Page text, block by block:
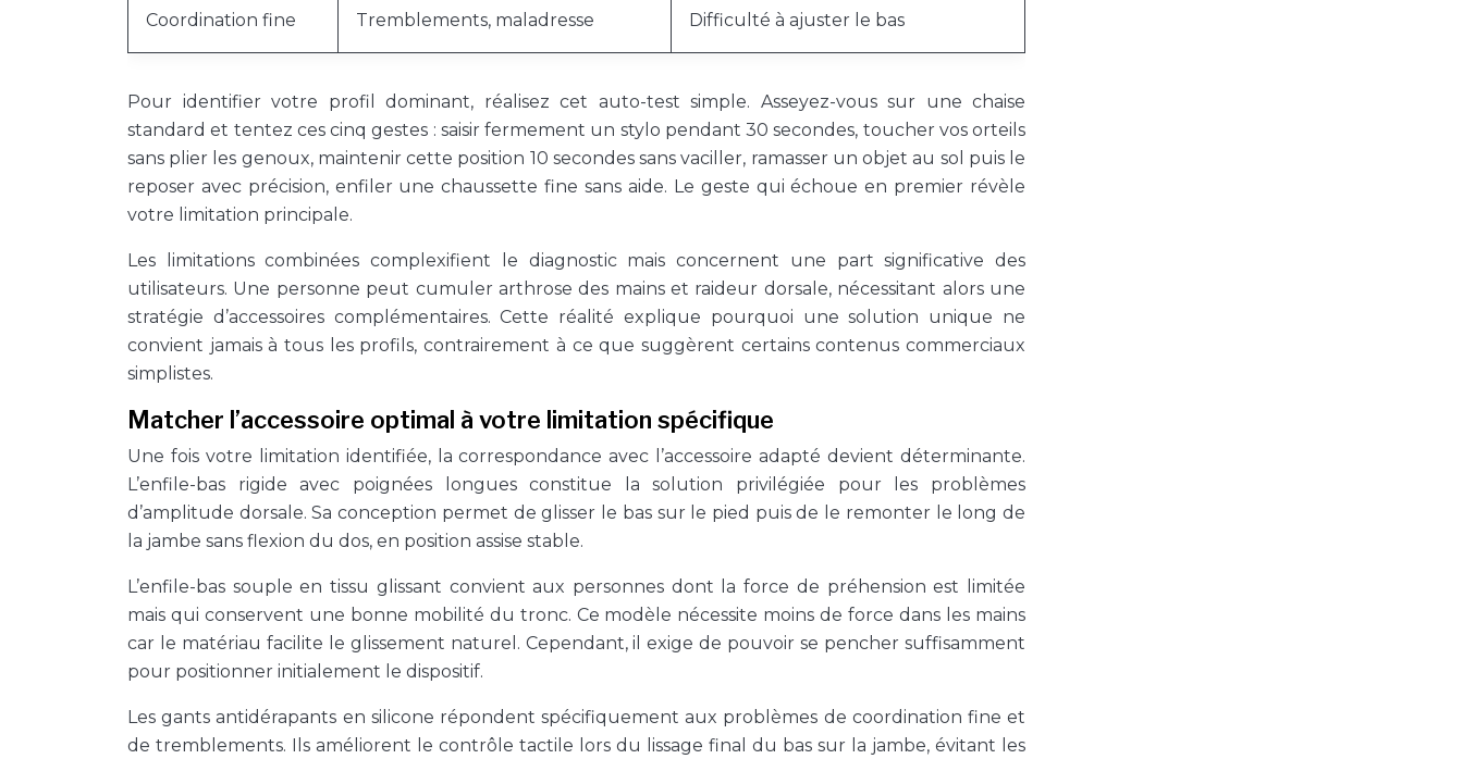
Coordination fine Tremblements, maladresse Difficulté à ajuster le bas
Pour identifier votre profil dominant, réalisez cet auto-test simple. Asseyez-vous sur une chaise
standard et tentez ces cinq gestes : saisir fermement un stylo pendant 30 secondes, toucher vos orteils
sans plier les genoux, maintenir cette position 10 secondes sans vaciller, ramasser un objet au sol puis le
reposer avec précision, enfiler une chaussette fine sans aide. Le geste qui échoue en premier révèle
votre limitation principale.
Les limitations combinées complexifient le diagnostic mais concernent une part significative des
utilisateurs. Une personne peut cumuler arthrose des mains et raideur dorsale, nécessitant alors une
stratégie d’accessoires complémentaires. Cette réalité explique pourquoi une solution unique ne
convient jamais à tous les profils, contrairement à ce que suggèrent certains contenus commerciaux
simplistes.
Matcher l’accessoire optimal à votre limitation spécifique
Une fois votre limitation identifiée, la correspondance avec l’accessoire adapté devient déterminante.
L’enfile-bas rigide avec poignées longues constitue la solution privilégiée pour les problèmes
d’amplitude dorsale. Sa conception permet de glisser le bas sur le pied puis de le remonter le long de
la jambe sans flexion du dos, en position assise stable.
L’enfile-bas souple en tissu glissant convient aux personnes dont la force de préhension est limitée
mais qui conservent une bonne mobilité du tronc. Ce modèle nécessite moins de force dans les mains
car le matériau facilite le glissement naturel. Cependant, il exige de pouvoir se pencher suffisamment
pour positionner initialement le dispositif.
Les gants antidérapants en silicone répondent spécifiquement aux problèmes de coordination fine et
de tremblements. Ils améliorent le contrôle tactile lors du lissage final du bas sur la jambe, évitant les